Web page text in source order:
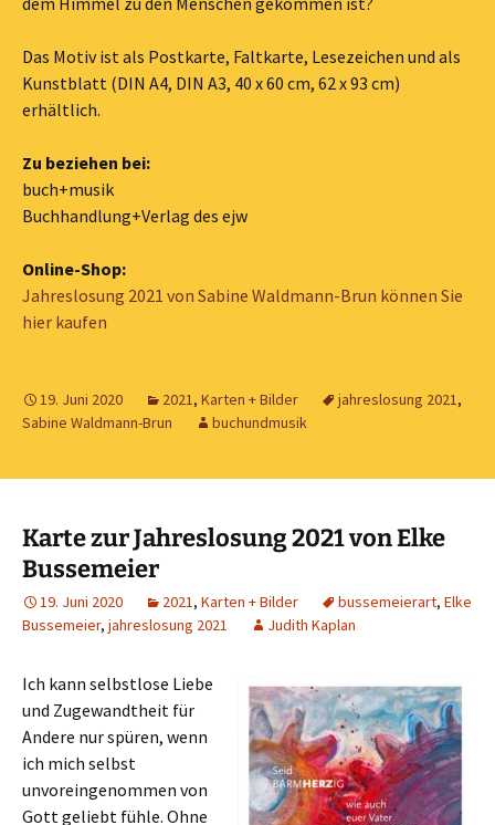
Das Motiv ist als Postkarte, Faltkarte, Lesezeichen und als
Kunstblatt (DIN A4, DIN A3, 40 x 60 cm, 62 x 93 cm)
erhältlich.
Zu beziehen bei:
buch+musik
Buchhandlung+Verlag des ejw
Online-Shop:
Jahreslosung 2021 von Sabine Waldmann-Brun können Sie
hier kaufen
19. Juni 2020 2021, Karten + Bilder jahreslosung 2021,
Sabine Waldmann-Brun
buchundmusik
Karte zur Jahreslosung 2021 von Elke
Bussemeier
19. Juni 2020 2021, Karten + Bilder bussemeierart, Elke
Bussemeier, jahreslosung 2021 Judith Kaplan
Ich kann selbstlose Liebe
und Zugewandtheit für
Andere nur spüren, wenn
ich mich selbst
unvoreingenommen von
Gott geliebt fühle. Ohne